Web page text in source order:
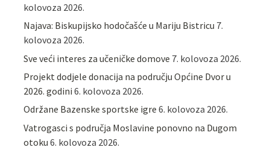
kolovoza 2026.
Najava: Biskupijsko hodočašće u Mariju Bistricu 7.
kolovoza 2026.
Sve veći interes za učeničke domove 7. kolovoza 2026.
Projekt dodjele donacija na području Općine Dvor u
2026. godini 6. kolovoza 2026.
Održane Bazenske sportske igre 6. kolovoza 2026.
Vatrogasci s područja Moslavine ponovno na Dugom
otoku 6. kolovoza 2026.